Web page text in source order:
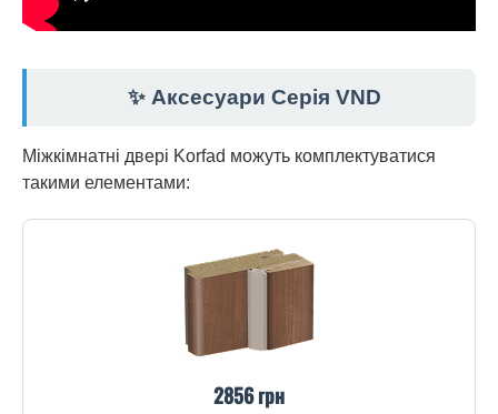
✨ Аксесуари Серія VND
Міжкімнатні двері Korfad можуть комплектуватися
такими елементами:
2856 грн